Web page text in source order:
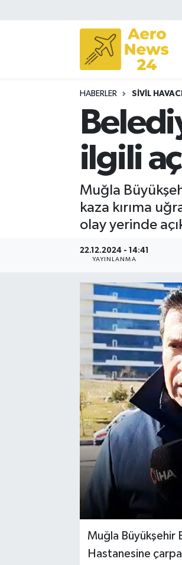
HABERLER SIVIL
ilgili
Muğla
kaza kırıma
olay yerinde
22.12.2024 - 14:41
YAYINLANMA
Muğla Büyükşehir
Hastanesine
Sivil Havacılık